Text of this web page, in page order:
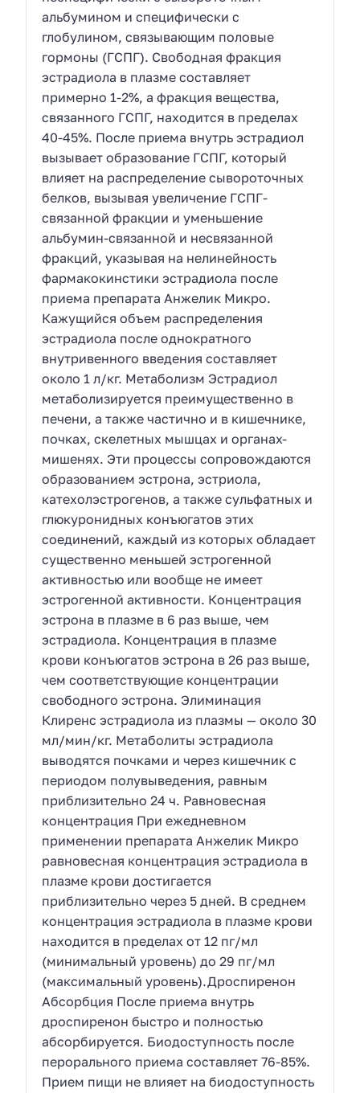
альбумином и специфически с
глобулином, связывающим половые
гормоны (ГСПГ). Свободная фракция
эстрадиола в плазме составляет
примерно 1-2%, а фракция вещества,
связанного ГСПГ, находится в пределах
40-45%. После приема внутрь эстрадиол
вызывает образование ГСПГ, который
влияет на распределение сывороточных
белков, вызывая увеличение ГСПГ-
связанной фракции и уменьшение
альбумин-связанной и несвязанной
фракций, указывая на нелинейность
фармакокинстики эстрадиола после
приема препарата Анжелик Микро.
Кажущийся объем распределения
эстрадиола после однократного
внутривенного введения составляет
около 1 л/кг. Метаболизм Эстрадиол
метаболизируется преимущественно в
печени, а также частично и в кишечнике,
почках, скелетных мышцах и органах-
мишенях. Эти процессы сопровождаются
образованием эстрона, эстриола,
катехолэстрогенов, а также сульфатных и
глюкуронидных конъюгатов этих
соединений, каждый из которых обладает
существенно меньшей эстрогенной
активностью или вообще не имеет
эстрогенной активности. Концентрация
эстрона в плазме в 6 раз выше, чем
эстрадиола. Концентрация в плазме
крови конъюгатов эстрона в 26 раз выше,
чем соответствующие концентрации
свободного эстрона. Элиминация
Клиренс эстрадиола из плазмы — около 30
мл/мин/кг. Метаболиты эстрадиола
выводятся почками и через кишечник с
периодом полувыведения, равным
приблизительно 24 ч. Равновесная
концентрация При ежедневном
применении препарата Анжелик Микро
равновесная концентрация эстрадиола в
плазме крови достигается
приблизительно через 5 дней. В среднем
концентрация эстрадиола в плазме крови
находится в пределах от 12 пг/мл
(минимальный уровень) до 29 пг/мл
(максимальный уровень).Дроспиренон
Абсорбция После приема внутрь
дроспиренон быстро и полностью
абсорбируется. Биодоступность после
перорального приема составляет 76-85%.
Прием пищи не влияет на биодоступность